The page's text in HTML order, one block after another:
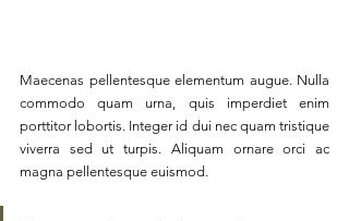
Maecenas pellentesque elementum augue. Nulla
commodo quam urna, quis imperdiet enim
porttitor lobortis. Integer id dui nec quam tristique
viverra sed ut turpis. Aliquam ornare orci ac
magna pellentesque euismod.